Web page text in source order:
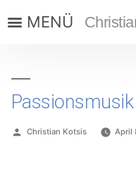
Christian Kotsis April